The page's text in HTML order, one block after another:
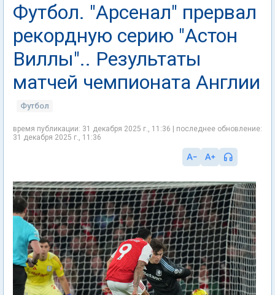
Футбол. "Арсенал" прервал
рекордную серию "Астон
Виллы".. Результаты
матчей чемпионата Англии
Футбол
время публикации: 31 декабря 2025 г., 11:36 | последнее обновление:
31 декабря 2025 г., 11:36